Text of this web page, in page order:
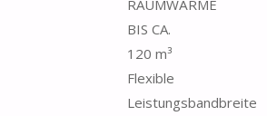
RAUMWÄRME
BIS CA.
120 m³
Flexible
Leistungsbandbreite